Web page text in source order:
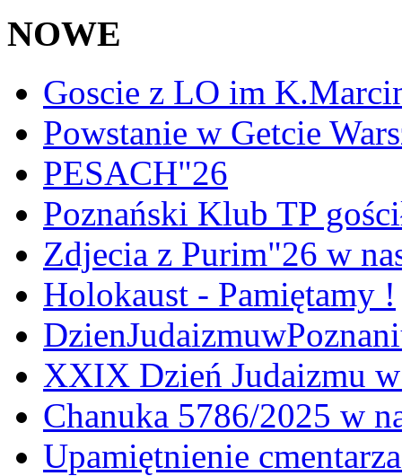
NOWE
Goscie z LO im
Powstanie w Getcie
PESACH"26
Poznański Klub TP
Zdjecia z Purim"26 w
Holokaust - Pamiętamy !
XXIX Dzień Judaizmu
Chanuka 5786/2025 w
Upamiętnienie